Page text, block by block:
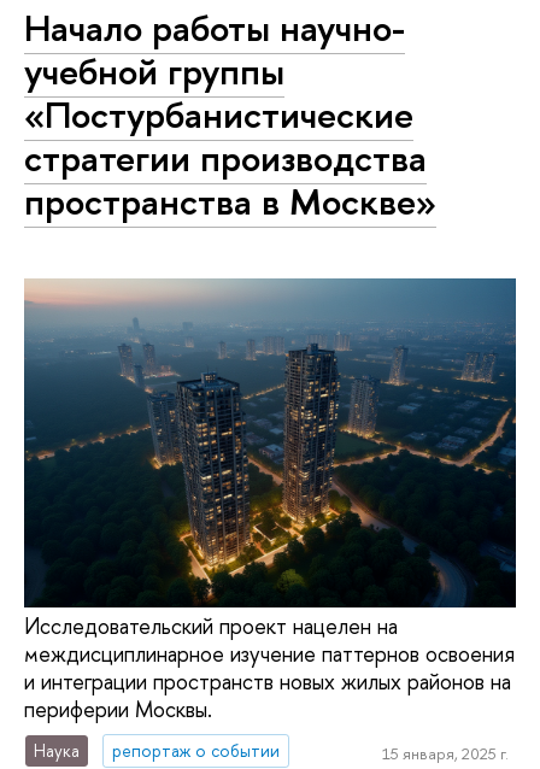
Начало работы научно-
учебной группы
«Постурбанистические
стратегии производства
пространства в Москве»
Исследовательский проект нацелен на
междисциплинарное изучение паттернов освоения
и интеграции пространств новых жилых районов на
периферии Москвы.
Наука репортаж о событии 15 января, 2025 г.